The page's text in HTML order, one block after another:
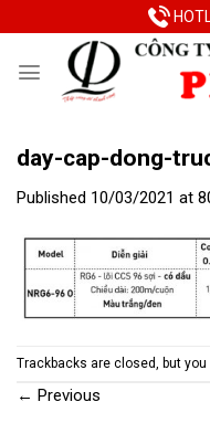
to
day-cap-dong-
Published 10/03/2021 at
Trackbacks are closed, but you
← Previous